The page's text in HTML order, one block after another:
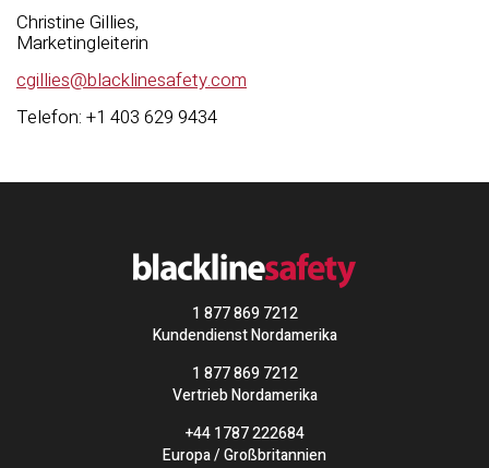
Christine Gillies,
Marketingleiterin
cgillies@blacklinesafety.com
Telefon: +1 403 629 9434
1 877 869 7212
Kundendienst Nordamerika
1 877 869 7212
Vertrieb Nordamerika
+44 1787 222684
Europa / Großbritannien